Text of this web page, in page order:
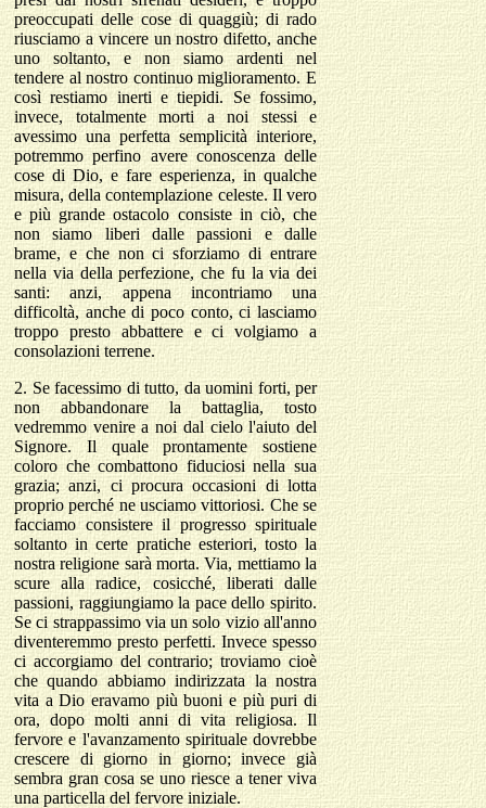
preoccupati delle cose di quaggiù; di rado
riusciamo a vincere un nostro difetto, anche
uno soltanto, e non siamo ardenti nel
tendere al nostro continuo miglioramento. E
così restiamo inerti e tiepidi. Se fossimo,
invece, totalmente morti a noi stessi e
avessimo una perfetta semplicità interiore,
potremmo perfino avere conoscenza delle
cose di Dio, e fare esperienza, in qualche
misura, della contemplazione celeste. Il vero
e più grande ostacolo consiste in ciò, che
non siamo liberi dalle passioni e dalle
brame, e che non ci sforziamo di entrare
nella via della perfezione, che fu la via dei
santi: anzi, appena incontriamo una
difficoltà, anche di poco conto, ci lasciamo
troppo presto abbattere e ci volgiamo a
consolazioni terrene.
2. Se facessimo di tutto, da uomini forti, per
non abbandonare la battaglia, tosto
vedremmo venire a noi dal cielo l'aiuto del
Signore. Il quale prontamente sostiene
coloro che combattono fiduciosi nella sua
grazia; anzi, ci procura occasioni di lotta
proprio perché ne usciamo vittoriosi. Che se
facciamo consistere il progresso spirituale
soltanto in certe pratiche esteriori, tosto la
nostra religione sarà morta. Via, mettiamo la
scure alla radice, cosicché, liberati dalle
passioni, raggiungiamo la pace dello spirito.
Se ci strappassimo via un solo vizio all'anno
diventeremmo presto perfetti. Invece spesso
ci accorgiamo del contrario; troviamo cioè
che quando abbiamo indirizzata la nostra
vita a Dio eravamo più buoni e più puri di
ora, dopo molti anni di vita religiosa. Il
fervore e l'avanzamento spirituale dovrebbe
crescere di giorno in giorno; invece già
sembra gran cosa se uno riesce a tener viva
una particella del fervore iniziale.